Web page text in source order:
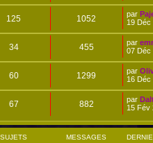
125 1052 par
19 Déc
34 455 par
07 Déc
60 1299 par
16 Déc
67 882 par
15 Fév
SUJETS MESSAGES